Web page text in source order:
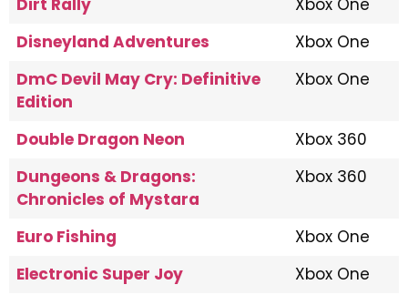
Dirt Rally
Xbox One
Disneyland Adventures
Xbox One
DmC Devil May Cry: Definitive
Edition
Xbox One
Double Dragon Neon
Xbox 360
Dungeons & Dragons:
Chronicles of Mystara
Xbox 360
Euro Fishing
Xbox One
Electronic Super Joy
Xbox One